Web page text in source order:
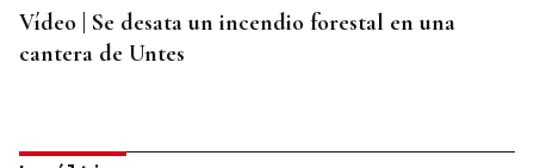
Vídeo | Se desata un incendio forestal en una
cantera de Untes